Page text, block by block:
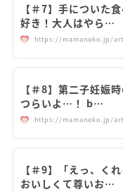
【＃7】手についた
好き！大人はやら…
https://mamanoko.jp/
【＃8】第二子妊娠
つらいよ…！ b…
https://mamanoko.jp/
【＃9】「えっ、く
おいしくて尊いお…